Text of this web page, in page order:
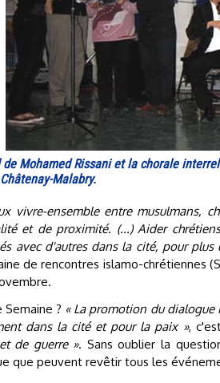
Mohamed Rissani et la chorale
Malabry.
vivre-ensemble entre musulmans,
et de proximité. (...) Aider
avec d'autres dans la cité, pour
de rencontres islamo-chrétiennes
? « La promotion du
dans la cité et pour la paix »,
de guerre ». Sans oublier la
que peuvent revêtir tous les